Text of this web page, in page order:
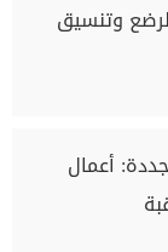
وتنسيق
أعمال